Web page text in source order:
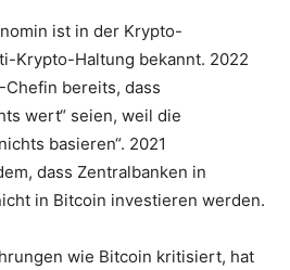
ist in der Krypto-
Krypto-Haltung bekannt. 2022
Chefin bereits, dass
wert“ seien, weil die
basieren“. 2021
dass Zentralbanken in
in Bitcoin investieren werden.
wie Bitcoin kritisiert, hat